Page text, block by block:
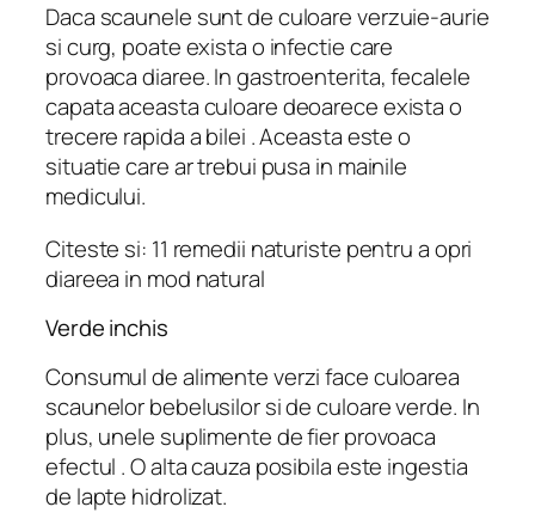
Daca scaunele sunt de culoare verzuie-aurie
si curg, poate exista o infectie care
provoaca diaree. In gastroenterita, fecalele
capata aceasta culoare deoarece exista o
trecere rapida a bilei . Aceasta este o
situatie care ar trebui pusa in mainile
medicului.
Citeste si: 11 remedii naturiste pentru a opri
diareea in mod natural
Verde inchis
Consumul de alimente verzi face culoarea
scaunelor bebelusilor si de culoare verde. In
plus, unele suplimente de fier provoaca
efectul . O alta cauza posibila este ingestia
de lapte hidrolizat.